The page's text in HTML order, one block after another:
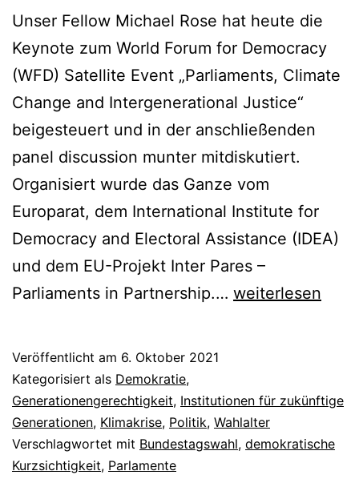
Unser Fellow Michael Rose hat heute die
Keynote zum World Forum for Democracy
(WFD) Satellite Event „Parliaments, Climate
Change and Intergenerational Justice“
beigesteuert und in der anschließenden
panel discussion munter mitdiskutiert.
Organisiert wurde das Ganze vom
Europarat, dem International Institute for
Democracy and Electoral Assistance (IDEA)
und dem EU-Projekt Inter Pares –
Parliaments in Partnership.… Parlamente,
weiterlesen
Veröffentlicht am 6. Oktober 2021
Kategorisiert als Demokratie,
Generationengerechtigkeit, Institutionen für zukünftige
Generationen, Klimakrise, Politik, Wahlalter
Verschlagwortet mit Bundestagswahl, demokratische
Kurzsichtigkeit, Parlamente